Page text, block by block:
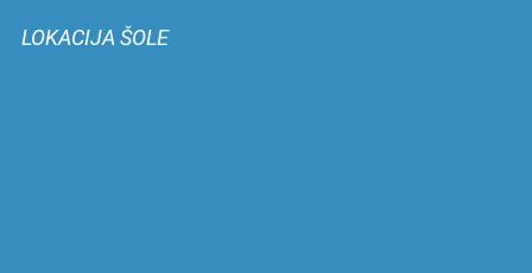
LOKACIJA ŠOLE